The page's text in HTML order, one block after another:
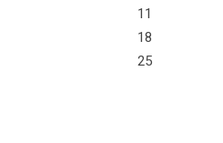
11
18
25